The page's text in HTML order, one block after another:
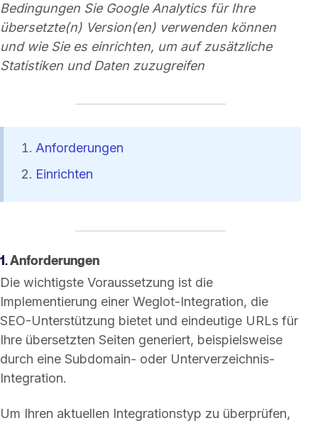
Bedingungen Sie Google Analytics für Ihre
übersetzte(n) Version(en) verwenden können
und wie Sie es einrichten, um auf zusätzliche
Statistiken und Daten zuzugreifen
Anforderungen
Einrichten
1.Anforderungen
Die wichtigste Voraussetzung ist die
Implementierung einer Weglot-Integration, die
SEO-Unterstützung bietet und eindeutige URLs für
Ihre übersetzten Seiten generiert, beispielsweise
durch eine Subdomain- oder Unterverzeichnis-
Integration.
Um Ihren aktuellen Integrationstyp zu überprüfen,